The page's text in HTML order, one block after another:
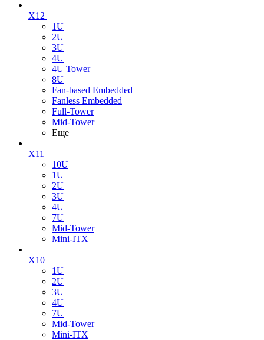
X12
1U
2U
3U
4U
4U Tower
8U
Fan-based Embedded
Fanless Embedded
Full-Tower
Mid-Tower
Еще
X11
10U
1U
2U
3U
4U
7U
Mid-Tower
Mini-ITX
X10
1U
2U
3U
4U
7U
Mid-Tower
Mini-ITX